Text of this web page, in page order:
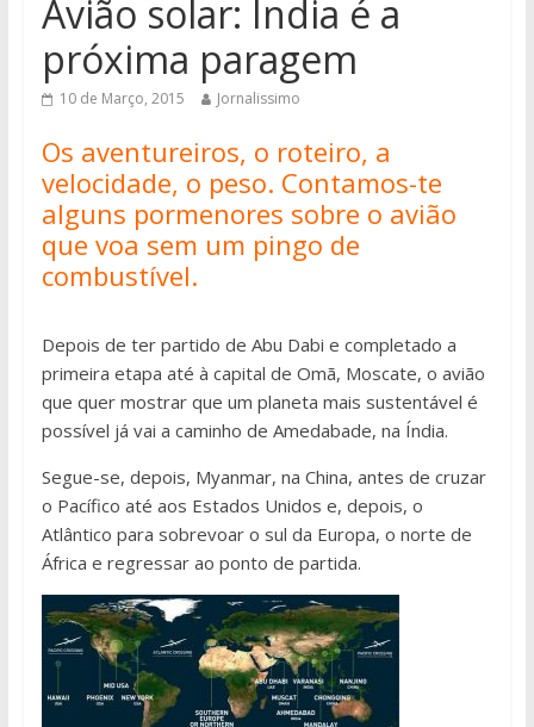
Avião solar: Índia é a
próxima paragem
10 de Março, 2015 Jornalissimo
Os aventureiros, o roteiro, a
velocidade, o peso. Contamos-te
alguns pormenores sobre o avião
que voa sem um pingo de
combustível.
Depois de ter partido de Abu Dabi e completado a
primeira etapa até à capital de Omã, Moscate, o avião
que quer mostrar que um planeta mais sustentável é
possível já vai a caminho de Amedabade, na Índia.
Segue-se, depois, Myanmar, na China, antes de cruzar
o Pacífico até aos Estados Unidos e, depois, o
Atlântico para sobrevoar o sul da Europa, o norte de
África e regressar ao ponto de partida.